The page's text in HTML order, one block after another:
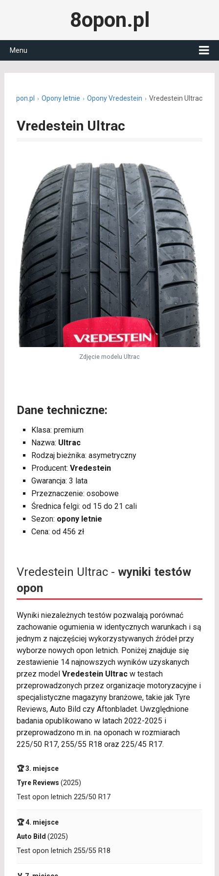
8opon.pl
Menu
8opon.pl Opony letnie Opony Vredestein Vredestein Ultrac
Vredestein Ultrac
Zdjęcie modelu Ultrac
Dane techniczne:
Klasa: premium
Nazwa: Ultrac
Rodzaj bieżnika: asymetryczny
Producent: Vredestein
Gwarancja: 3 lata
Przeznaczenie: osobowe
Średnica felgi: od 15 do 21 cali
Sezon: opony letnie
Cena: od 456 zł
Vredestein Ultrac - wyniki testów
opon
Wyniki niezależnych testów pozwalają porównać
zachowanie ogumienia w identycznych warunkach i są
jednym z najczęściej wykorzystywanych źródeł przy
wyborze nowych opon letnich. Poniżej znajduje się
zestawienie 14 najnowszych wyników uzyskanych
przez model Vredestein Ultracw testach
przeprowadzonych przez organizacje motoryzacyjne i
specjalistyczne magazyny branżowe, takie jak Tyre
Reviews, Auto Bild czy Aftonbladet. Uwzględnione
badania opublikowano w latach 2022-2025 i
przeprowadzono m.in. na oponach w rozmiarach
225/50 R17, 255/55 R18 oraz 225/45 R17.
🏆 3. miejsce
Tyre Reviews (2025)
Test opon letnich 225/50 R17
🏆 4. miejsce
Auto Bild (2025)
Test opon letnich 255/55 R18